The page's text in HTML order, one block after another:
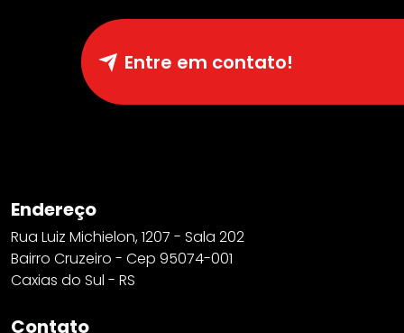
Endereço
Rua Luiz Michielon, 1207 - Sala 202
Bairro Cruzeiro - Cep 95074-001
Caxias do Sul - RS
Contato
Entre em contato!